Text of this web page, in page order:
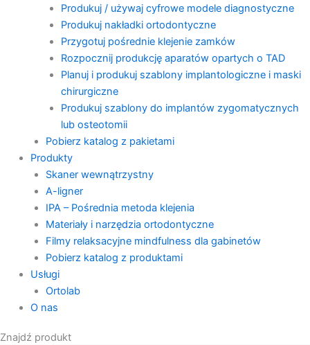
Produkuj / używaj cyfrowe modele diagnostyczne
Produkuj nakładki ortodontyczne
Przygotuj pośrednie klejenie zamków
Rozpocznij produkcję aparatów opartych o TAD
Planuj i produkuj szablony implantologiczne i maski
chirurgiczne
Produkuj szablony do implantów zygomatycznych
lub osteotomii
Pobierz katalog z pakietami
Produkty
Skaner wewnątrzystny
A-ligner
IPA – Pośrednia metoda klejenia
Materiały i narzędzia ortodontyczne
Filmy relaksacyjne mindfulness dla gabinetów
Pobierz katalog z produktami
Usługi
Ortolab
O nas
Znajdź produkt